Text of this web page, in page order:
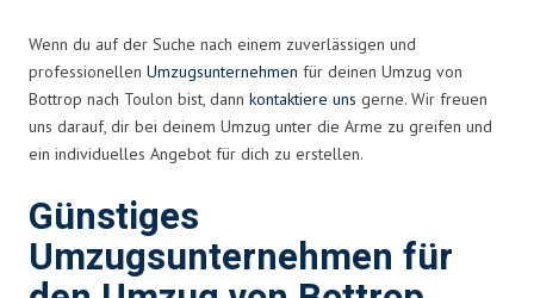
Wenn du auf der Suche nach einem zuverlässigen und
professionellen Umzugsunternehmen für deinen Umzug von
Bottrop nach Toulon bist, dann kontaktiere uns gerne. Wir freuen
uns darauf, dir bei deinem Umzug unter die Arme zu greifen und
ein individuelles Angebot für dich zu erstellen.
Günstiges
Umzugsunternehmen für